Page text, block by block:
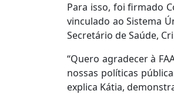
Para isso, foi firmado
vinculado ao Sistema
Secretário de Saúde,
“Quero agradecer à
nossas políticas
explica Kátia,